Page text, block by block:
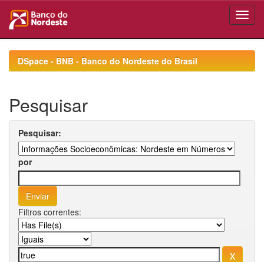
navigationDSpace - BNB - Banco do Nordeste do Brasil
Pesquisar
Pesquisar:
por
Filtros correntes: